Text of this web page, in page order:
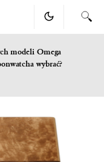
modeli Omega
wybrać?